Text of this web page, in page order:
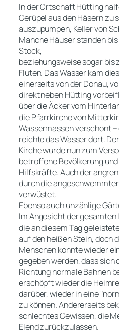
In der Ortschaft Hütting
Gerüpel aus den Häsern zu
auszupumpen, Keller von
Manche Häuser standen
Stock,
beziehungsweise sogar bis
Fluten. Das Wasser kam
einerseits von der Donau,
direkt neben Hütting
über die Äcker vom
die Pfarrkirche von
Wassermassen verschont
reichte das Wasser dort.
Kirche wurde nun zum
betroffene Bevölkerung
Hilfskräfte. Auch der
durch die
verwüstet.
Ebenso auch unzählige
Im Angesicht der gesamten
die an diesem Tag
auf den heißen Stein, doch
Menschen konnte wieder
gegeben werden, dass sich
Richtung normale Bahnen
erschöpft wieder die
darüber, wieder in eine
zu können. Andererseits
schlechtes Gewissen, die
Elend zurückzulassen.